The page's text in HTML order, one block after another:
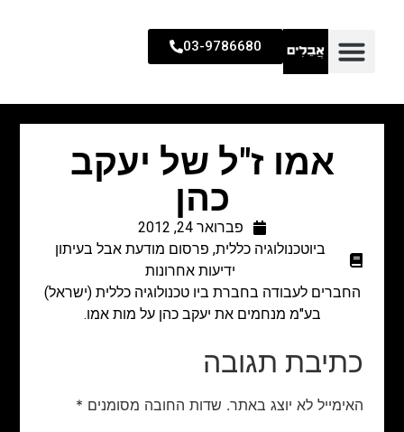
03-9786680
אמו ז"ל של יעקב
כהן
פברואר 24, 2012
ביוטכנולוגיה כללית, פרסום מודעת אבל בעיתון
ידיעות אחרונות
החברים לעבודה בחברת ביו טכנולוגיה כללית (ישראל)
בע"מ מנחמים את יעקב כהן על מות אמו.
כתיבת תגובה
האימייל לא יוצג באתר. שדות החובה מסומנים *